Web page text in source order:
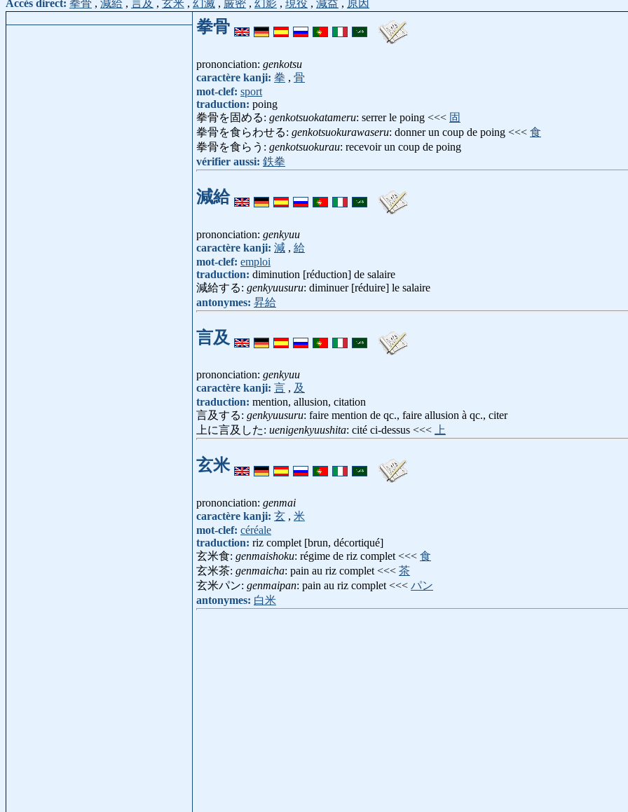
Accès direct: 拳骨 , 減給 , 言及 , 玄米 , 幻滅 , 厳密 , 幻影 , 現役 , 減益 , 原因
拳骨
prononciation: genkotsu
caractère kanji: 拳 , 骨
mot-clef: sport
traduction: poing
拳骨を固める: genkotsuokatameru: serrer le poing <<< 固
拳骨を食らわせる: genkotsuokurawaseru: donner un coup de poing <<< 食
拳骨を食らう: genkotsuokurau: recevoir un coup de poing
vérifier aussi: 鉄拳
減給
prononciation: genkyuu
caractère kanji: 減 , 給
mot-clef: emploi
traduction: diminution [réduction] de salaire
減給する: genkyuusuru: diminuer [réduire] le salaire
antonymes: 昇給
言及
prononciation: genkyuu
caractère kanji: 言 , 及
traduction: mention, allusion, citation
言及する: genkyuusuru: faire mention de qc., faire allusion à qc., citer
上に言及した: uenigenkyuushita: cité ci-dessus <<< 上
玄米
prononciation: genmai
caractère kanji: 玄 , 米
mot-clef: céréale
traduction: riz complet [brun, décortiqué]
玄米食: genmaishoku: régime de riz complet <<< 食
玄米茶: genmaicha: pain au riz complet <<< 茶
玄米パン: genmaipan: pain au riz complet <<< パン
antonymes: 白米